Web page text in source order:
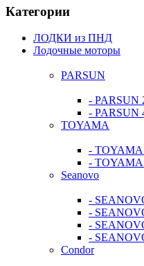
Категории
ЛОДКИ из ПНД
Лодочные моторы
PARSUN
-
-
TOYAMA
-
-
Seanovo
-
-
-
-
Condor